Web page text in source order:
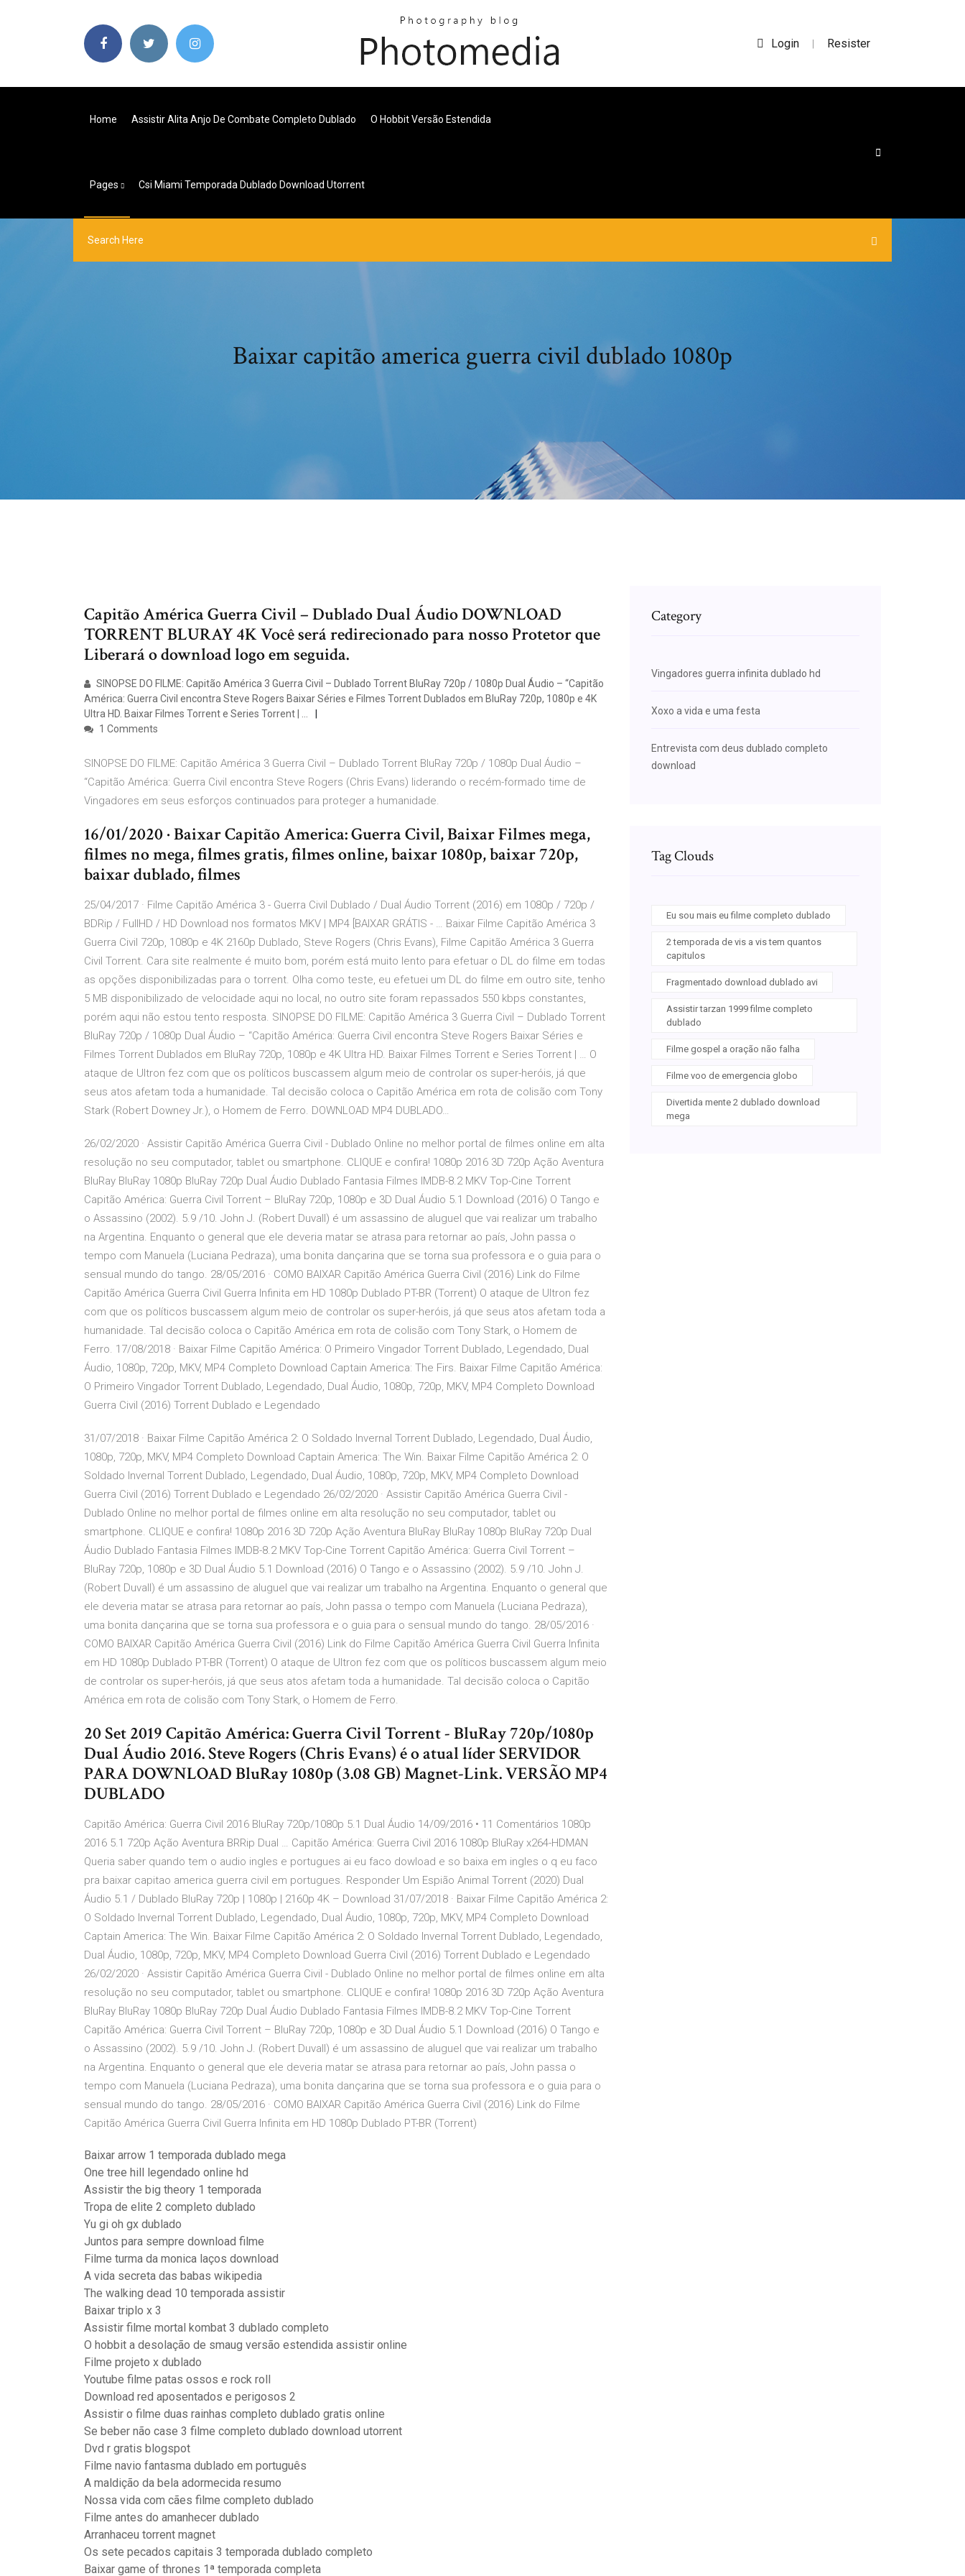
Login | Resister
Home Assistir Alita Anjo De Combate Completo Dublado O Hobbit Versão Estendida
Pages Csi Miami Temporada Dublado Download Utorrent
Baixar capitão america guerra civil dublado 1080p
Capitão América Guerra Civil – Dublado Dual Áudio DOWNLOAD
TORRENT BLURAY 4K Você será redirecionado para nosso Protetor que
Liberará o download logo em seguida.
SINOPSE DO FILME: Capitão América 3 Guerra Civil – Dublado Torrent BluRay 720p / 1080p Dual Áudio – “Capitão
América: Guerra Civil encontra Steve Rogers Baixar Séries e Filmes Torrent Dublados em BluRay 720p, 1080p e 4K
Ultra HD. Baixar Filmes Torrent e Series Torrent | …
1 Comments
SINOPSE DO FILME: Capitão América 3 Guerra Civil – Dublado Torrent BluRay 720p / 1080p Dual Áudio –
“Capitão América: Guerra Civil encontra Steve Rogers (Chris Evans) liderando o recém-formado time de
Vingadores em seus esforços continuados para proteger a humanidade.
16/01/2020 · Baixar Capitão America: Guerra Civil, Baixar Filmes mega,
filmes no mega, filmes gratis, filmes online, baixar 1080p, baixar 720p,
baixar dublado, filmes
25/04/2017 · Filme Capitão América 3 - Guerra Civil Dublado / Dual Áudio Torrent (2016) em 1080p / 720p /
BDRip / FullHD / HD Download nos formatos MKV | MP4 [BAIXAR GRÁTIS - … Baixar Filme Capitão América 3
Guerra Civil 720p, 1080p e 4K 2160p Dublado, Steve Rogers (Chris Evans), Filme Capitão América 3 Guerra
Civil Torrent. Cara site realmente é muito bom, porém está muito lento para efetuar o DL do filme em todas
as opções disponibilizadas para o torrent. Olha como teste, eu efetuei um DL do filme em outro site, tenho
5 MB disponibilizado de velocidade aqui no local, no outro site foram repassados 550 kbps constantes,
porém aqui não estou tento resposta. SINOPSE DO FILME: Capitão América 3 Guerra Civil – Dublado Torrent
BluRay 720p / 1080p Dual Áudio – “Capitão América: Guerra Civil encontra Steve Rogers Baixar Séries e
Filmes Torrent Dublados em BluRay 720p, 1080p e 4K Ultra HD. Baixar Filmes Torrent e Series Torrent | … O
ataque de Ultron fez com que os políticos buscassem algum meio de controlar os super-heróis, já que
seus atos afetam toda a humanidade. Tal decisão coloca o Capitão América em rota de colisão com Tony
Stark (Robert Downey Jr.), o Homem de Ferro. DOWNLOAD MP4 DUBLADO…
26/02/2020 · Assistir Capitão América Guerra Civil - Dublado Online no melhor portal de filmes online em alta
resolução no seu computador, tablet ou smartphone. CLIQUE e confira! 1080p 2016 3D 720p Ação Aventura
BluRay BluRay 1080p BluRay 720p Dual Áudio Dublado Fantasia Filmes IMDB-8.2 MKV Top-Cine Torrent
Capitão América: Guerra Civil Torrent – BluRay 720p, 1080p e 3D Dual Áudio 5.1 Download (2016) O Tango e
o Assassino (2002). 5.9 /10. John J. (Robert Duvall) é um assassino de aluguel que vai realizar um trabalho
na Argentina. Enquanto o general que ele deveria matar se atrasa para retornar ao país, John passa o
tempo com Manuela (Luciana Pedraza), uma bonita dançarina que se torna sua professora e o guia para o
sensual mundo do tango. 28/05/2016 · COMO BAIXAR Capitão América Guerra Civil (2016) Link do Filme
Capitão América Guerra Civil Guerra Infinita em HD 1080p Dublado PT-BR (Torrent) O ataque de Ultron fez
com que os políticos buscassem algum meio de controlar os super-heróis, já que seus atos afetam toda a
humanidade. Tal decisão coloca o Capitão América em rota de colisão com Tony Stark, o Homem de
Ferro. 17/08/2018 · Baixar Filme Capitão América: O Primeiro Vingador Torrent Dublado, Legendado, Dual
Áudio, 1080p, 720p, MKV, MP4 Completo Download Captain America: The Firs. Baixar Filme Capitão América:
O Primeiro Vingador Torrent Dublado, Legendado, Dual Áudio, 1080p, 720p, MKV, MP4 Completo Download
Guerra Civil (2016) Torrent Dublado e Legendado
31/07/2018 · Baixar Filme Capitão América 2: O Soldado Invernal Torrent Dublado, Legendado, Dual Áudio,
1080p, 720p, MKV, MP4 Completo Download Captain America: The Win. Baixar Filme Capitão América 2: O
Soldado Invernal Torrent Dublado, Legendado, Dual Áudio, 1080p, 720p, MKV, MP4 Completo Download
Guerra Civil (2016) Torrent Dublado e Legendado 26/02/2020 · Assistir Capitão América Guerra Civil -
Dublado Online no melhor portal de filmes online em alta resolução no seu computador, tablet ou
smartphone. CLIQUE e confira! 1080p 2016 3D 720p Ação Aventura BluRay BluRay 1080p BluRay 720p Dual
Áudio Dublado Fantasia Filmes IMDB-8.2 MKV Top-Cine Torrent Capitão América: Guerra Civil Torrent –
BluRay 720p, 1080p e 3D Dual Áudio 5.1 Download (2016) O Tango e o Assassino (2002). 5.9 /10. John J.
(Robert Duvall) é um assassino de aluguel que vai realizar um trabalho na Argentina. Enquanto o general que
ele deveria matar se atrasa para retornar ao país, John passa o tempo com Manuela (Luciana Pedraza),
uma bonita dançarina que se torna sua professora e o guia para o sensual mundo do tango. 28/05/2016 ·
COMO BAIXAR Capitão América Guerra Civil (2016) Link do Filme Capitão América Guerra Civil Guerra Infinita
em HD 1080p Dublado PT-BR (Torrent) O ataque de Ultron fez com que os políticos buscassem algum meio
de controlar os super-heróis, já que seus atos afetam toda a humanidade. Tal decisão coloca o Capitão
América em rota de colisão com Tony Stark, o Homem de Ferro.
20 Set 2019 Capitão América: Guerra Civil Torrent - BluRay 720p/1080p
Dual Áudio 2016. Steve Rogers (Chris Evans) é o atual líder SERVIDOR
PARA DOWNLOAD BluRay 1080p (3.08 GB) Magnet-Link. VERSÃO MP4
DUBLADO
Capitão América: Guerra Civil 2016 BluRay 720p/1080p 5.1 Dual Áudio 14/09/2016 • 11 Comentários 1080p
2016 5.1 720p Ação Aventura BRRip Dual … Capitão América: Guerra Civil 2016 1080p BluRay x264-HDMAN
Queria saber quando tem o audio ingles e portugues ai eu faco dowload e so baixa em ingles o q eu faco
pra baixar capitao america guerra civil em portugues. Responder Um Espião Animal Torrent (2020) Dual
Áudio 5.1 / Dublado BluRay 720p | 1080p | 2160p 4K – Download 31/07/2018 · Baixar Filme Capitão América 2:
O Soldado Invernal Torrent Dublado, Legendado, Dual Áudio, 1080p, 720p, MKV, MP4 Completo Download
Captain America: The Win. Baixar Filme Capitão América 2: O Soldado Invernal Torrent Dublado, Legendado,
Dual Áudio, 1080p, 720p, MKV, MP4 Completo Download Guerra Civil (2016) Torrent Dublado e Legendado
26/02/2020 · Assistir Capitão América Guerra Civil - Dublado Online no melhor portal de filmes online em alta
resolução no seu computador, tablet ou smartphone. CLIQUE e confira! 1080p 2016 3D 720p Ação Aventura
BluRay BluRay 1080p BluRay 720p Dual Áudio Dublado Fantasia Filmes IMDB-8.2 MKV Top-Cine Torrent
Capitão América: Guerra Civil Torrent – BluRay 720p, 1080p e 3D Dual Áudio 5.1 Download (2016) O Tango e
o Assassino (2002). 5.9 /10. John J. (Robert Duvall) é um assassino de aluguel que vai realizar um trabalho
na Argentina. Enquanto o general que ele deveria matar se atrasa para retornar ao país, John passa o
tempo com Manuela (Luciana Pedraza), uma bonita dançarina que se torna sua professora e o guia para o
sensual mundo do tango. 28/05/2016 · COMO BAIXAR Capitão América Guerra Civil (2016) Link do Filme
Capitão América Guerra Civil Guerra Infinita em HD 1080p Dublado PT-BR (Torrent)
Baixar arrow 1 temporada dublado mega
One tree hill legendado online hd
Assistir the big theory 1 temporada
Tropa de elite 2 completo dublado
Yu gi oh gx dublado
Juntos para sempre download filme
Filme turma da monica laços download
A vida secreta das babas wikipedia
The walking dead 10 temporada assistir
Baixar triplo x 3
Assistir filme mortal kombat 3 dublado completo
O hobbit a desolação de smaug versão estendida assistir online
Filme projeto x dublado
Youtube filme patas ossos e rock roll
Download red aposentados e perigosos 2
Assistir o filme duas rainhas completo dublado gratis online
Se beber não case 3 filme completo dublado download utorrent
Dvd r gratis blogspot
Filme navio fantasma dublado em português
A maldição da bela adormecida resumo
Nossa vida com cães filme completo dublado
Filme antes do amanhecer dublado
Arranhaceu torrent magnet
Os sete pecados capitais 3 temporada dublado completo
Baixar game of thrones 1ª temporada completa
Category
Vingadores guerra infinita dublado hd
Xoxo a vida e uma festa
Entrevista com deus dublado completo
download
Tag Clouds
Eu sou mais eu filme completo dublado
2 temporada de vis a vis tem quantos
capitulos
Fragmentado download dublado avi
Assistir tarzan 1999 filme completo
dublado
Filme gospel a oração não falha
Filme voo de emergencia globo
Divertida mente 2 dublado download
mega